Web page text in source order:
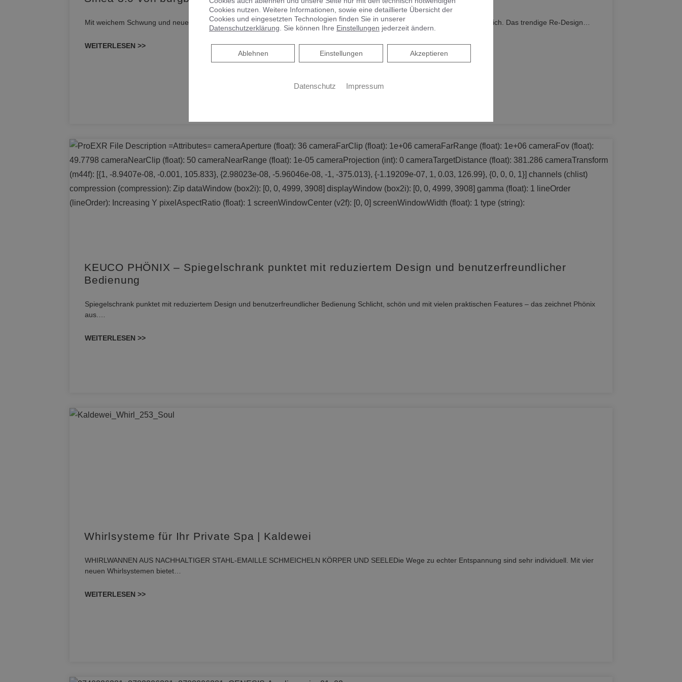
Mit weichem Schwung und neuer, markanter Linienführung zeigt sich die Kollektion Sinea 3.0 natürlich und minimalistisch zugleich. Das trendige Re-Design…
WEITERLESEN >>
KEUCO PHÖNIX – Spiegelschrank punktet mit reduziertem Design und benutzerfreundlicher
Bedienung
Spiegelschrank punktet mit reduziertem Design und benutzerfreundlicher Bedienung Schlicht, schön und mit vielen praktischen Features – das zeichnet Phönix
aus.…
WEITERLESEN >>
Whirlsysteme für Ihr Private Spa | Kaldewei
WHIRLWANNEN AUS NACHHALTIGER STAHL-EMAILLE SCHMEICHELN KÖRPER UND SEELEDie Wege zu echter Entspannung sind sehr individuell. Mit vier
neuen Whirlsystemen bietet…
WEITERLESEN >>
Cookies nutzen. Weitere Informationen, sowie eine detaillierte Übersicht der
Cookies und eingesetzten Technologien finden Sie in unserer
Datenschutzerklärung . Sie können Ihre Einstellungen jederzeit ändern.
Akzeptieren
Einstellungen
Ablehnen
Ablehnen
Datenschutz Impressum